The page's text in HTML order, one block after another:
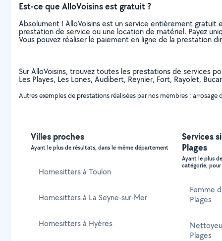
Est-ce que AlloVoisins est gratuit ?
Absolument ! AlloVoisins est un service entièrement gratuit
prestation de service ou une location de matériel. Payez
Vous pouvez réaliser le paiement en ligne de la prestation
Sur AlloVoisins, trouvez toutes les prestations de services
Les Playes, Les Lones, Audibert, Reynier, Fort, Rayolet,
Autres exemples de prestations réalisées par nos membres :
Villes proches
Ayant le plus de résultats, dans le même département
Homesitters à Toulon
Homesitters à La Seyne-sur-Mer
Homesitters à Hyères
Services
Plages
Ayant le plus
catégorie,
Femme
Plages
Plages